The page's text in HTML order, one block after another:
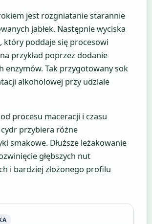
jest rozgniatanie starannie
jabłek. Następnie wyciska
który poddaje się procesowi
przykład poprzez dodanie
enzymów. Tak przygotowany sok
alkoholowej przy udziale
procesu maceracji i czasu
przybiera różne
smakowe. Dłuższe leżakowanie
głębszych nut
i bardziej złożonego profilu